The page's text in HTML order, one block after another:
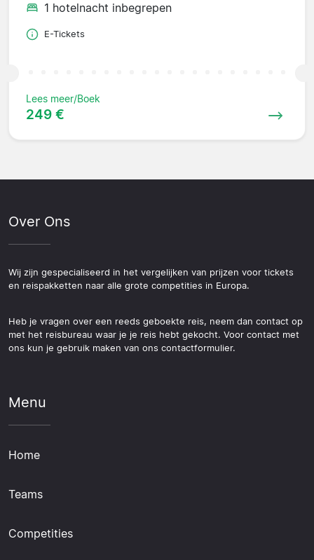
1 hotelnacht inbegrepen
E-Tickets
Lees meer/Boek
249 €
Over Ons
Wij zijn gespecialiseerd in het vergelijken van prijzen voor tickets
en reispakketten naar alle grote competities in Europa.
Heb je vragen over een reeds geboekte reis, neem dan contact op
met het reisbureau waar je je reis hebt gekocht. Voor contact met
ons kun je gebruik maken van ons contactformulier.
Menu
Home
Teams
Competities